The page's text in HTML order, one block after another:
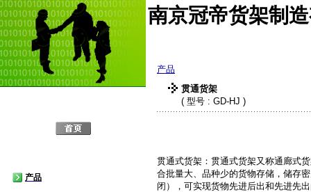
产品
南京冠帝货架制
产品
贯通货架
( 型号 : GD-HJ )
贯通式货架：贯通式货架又称通廊式
合批量大、品种少的货物存储，储存
闭），可实现货物先进后出和先进先